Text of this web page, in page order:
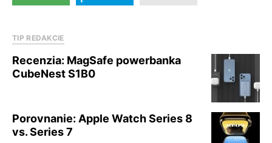
TIP REDAKCIE
Recenzia: MagSafe powerbanka
CubeNest S1B0
Porovnanie: Apple Watch Series 8
vs. Series 7